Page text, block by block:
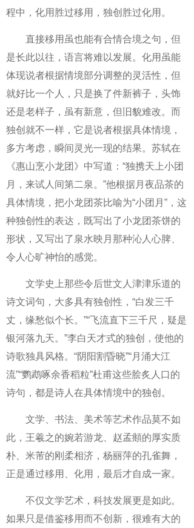
程中，化用胜过移用，独创胜过化用。
直接移用虽也能有合情合境之句，但
是长此以往，语言将难以发展。化用虽能
体现说者根据情境部分调整的灵活性，但
就好比一个人，只是换了件新裤子，头饰
还是老样子，虽有新意，但旧貌难改。而
独创就不一样，它是说者根据具体情境，
多方考虑，瞬间灵光一现的结果。苏轼在
《惠山烹小龙团》中写道：“独携天上小团
月，来试人间第二泉。”他根据月夜品茶的
具体情境，把小龙团茶比喻为“小团月”，这
种独创性的表达，既写出了小龙团茶饼的
形状，又写出了泉水映月那种沁人心脾、
令人心旷神怡的感觉。
文学史上那些令后世文人津津乐道的
诗文词句，大多具有独创性，“白发三千
丈，缘愁似个长。”“飞流直下三千尺，疑是
银河落九天。”李白天才式的独创，使他的
诗歌独具风格。“阴阳割昏晓”“月涌大江
流”“鹦鹉啄余香稻粒”杜甫这些脍炙人口的
诗句，都是诗人在具体情境中的独创。
文学、书法、美术等艺术作品莫不如
此，王羲之的婉若游龙、赵孟頫的厚实质
朴、米芾的刚柔相济，杨丽萍的孔雀舞，
正是通过移用、化用，最后才自成一家。
不仅文学艺术，科技发展更是如此。
如果只是借鉴移用而不创新，很难有大的